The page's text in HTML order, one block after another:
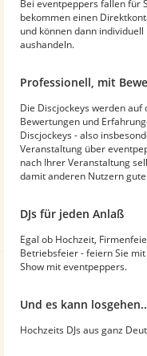
Bei eventpeppers fallen für
bekommen einen
und können dann
aushandeln.
Professionell, mit
Die Discjockeys werden
Bewertungen und
Discjockeys - also
Veranstaltung über
nach Ihrer Veranstaltung
damit anderen Nutzern
DJs für jeden Anlaß
Egal ob Hochzeit,
Betriebsfeier - feiern Sie
Show mit eventpeppers.
Und es kann
Hochzeits DJs aus ganz